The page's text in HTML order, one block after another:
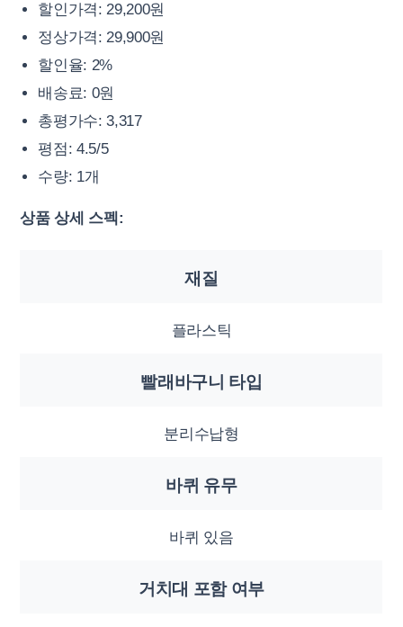
할인가격: 29,200원
정상가격: 29,900원
할인율: 2%
배송료: 0원
총평가수: 3,317
평점: 4.5/5
수량: 1개
상품 상세 스펙:
재질
플라스틱
빨래바구니 타입
분리수납형
바퀴 유무
바퀴 있음
거치대 포함 여부